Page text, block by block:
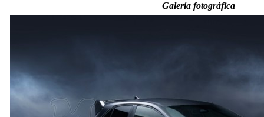
Galería fotográfica